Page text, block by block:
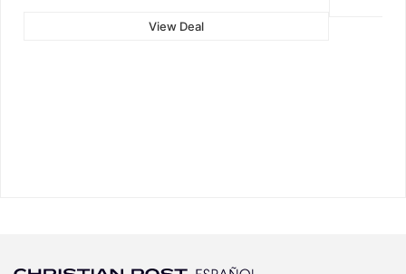
View Deal